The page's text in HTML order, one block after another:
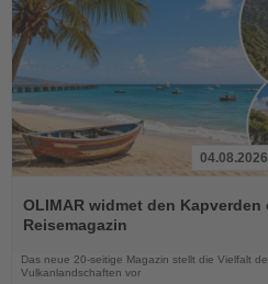
Sie
die
Nachrichten
04.08.2026
OLIMAR widmet den
Reisemagazin
Das neue 20-seitige Magazin stellt die Vielfalt
Vulkanlandschaften vor